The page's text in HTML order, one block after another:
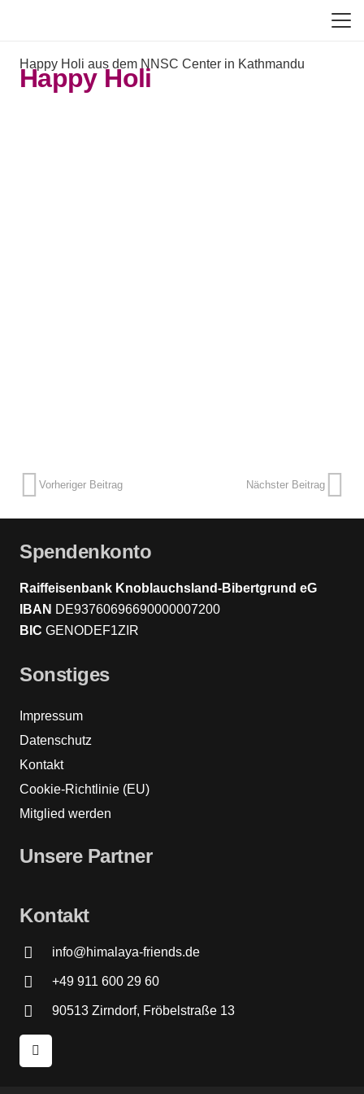
Happy Holi
Happy Holi aus dem NNSC Center in Kathmandu
Vorheriger Beitrag Nächster Beitrag
Spendenkonto
Raiffeisenbank Knoblauchsland-Bibertgrund eG
IBAN DE93760696690000007200
BIC GENODEF1ZIR
Sonstiges
Impressum
Datenschutz
Kontakt
Cookie-Richtlinie (EU)
Mitglied werden
Unsere Partner
Kontakt
info@himalaya-friends.de
+49 911 600 29 60
90513 Zirndorf, Fröbelstraße 13